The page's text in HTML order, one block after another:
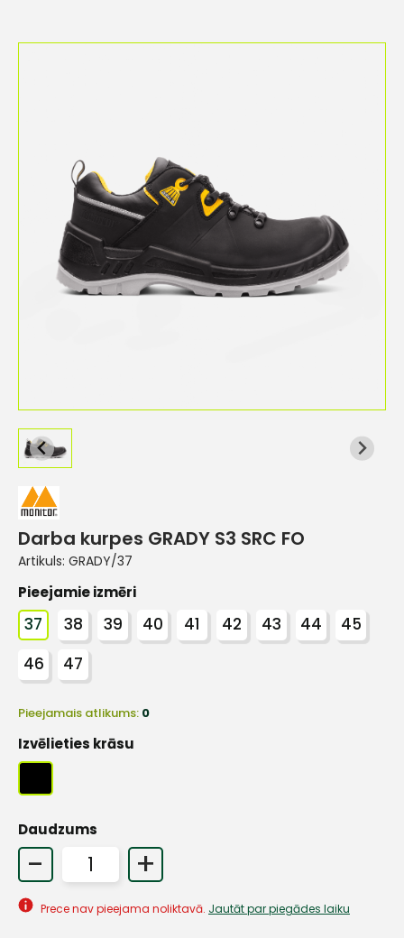
Darba kurpes GRADY S3 SRC FO
Artikuls: GRADY/37
Pieejamie izmēri
37 38 39 40 41 42 43 44
45
46
47
Pieejamais atlikums: 0
Izvēlieties krāsu
Daudzums
- +
Prece nav pieejama noliktavā. Jautāt par piegādes laiku
Sazinies
+